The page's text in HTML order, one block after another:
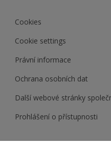
Cookies
Cookie settings
Právní informace
Ochrana osobních dat
Další webové stránky
Prohlášení o přístupnosti